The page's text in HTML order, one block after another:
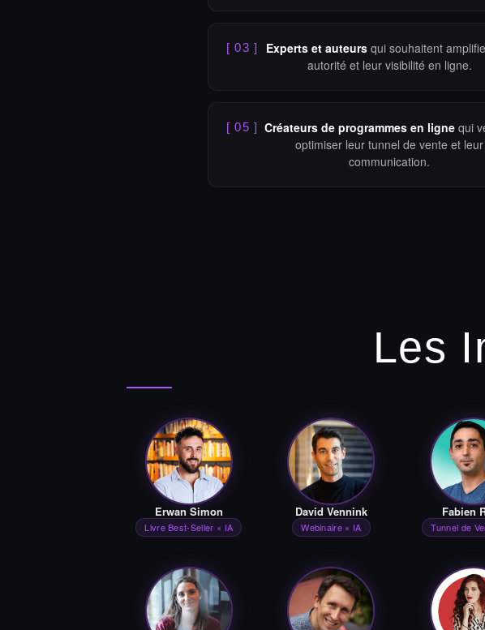
[ 03 ] Experts et auteurs qui souhaitent
autorité et leur visibilité en ligne.
[ 05 ] Créateurs de programmes en ligne qui
optimiser leur tunnel de vente et leur
communication.
Les
Erwan Simon
Livre Best-Seller × IA
David Vennink
Webinaire × IA
Fabien
Tunnel de